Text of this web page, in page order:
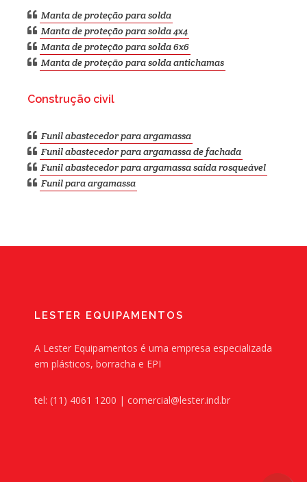
Manta de proteção para solda
Manta de proteção para solda 4x4
Manta de proteção para solda 6x6
Manta de proteção para solda antichamas
Construção civil
Funil abastecedor para argamassa
Funil abastecedor para argamassa de fachada
Funil abastecedor para argamassa saída rosqueável
Funil para argamassa
LESTER EQUIPAMENTOS
A Lester Equipamentos é uma empresa especializada
em plásticos, borracha e EPI
tel: (11) 4061 1200 | comercial@lester.ind.br